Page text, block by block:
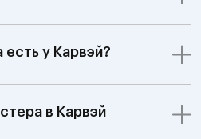
у Карвэй?
в Карвэй